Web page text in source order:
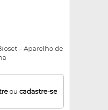
– Aparelho de
ou cadastre-se